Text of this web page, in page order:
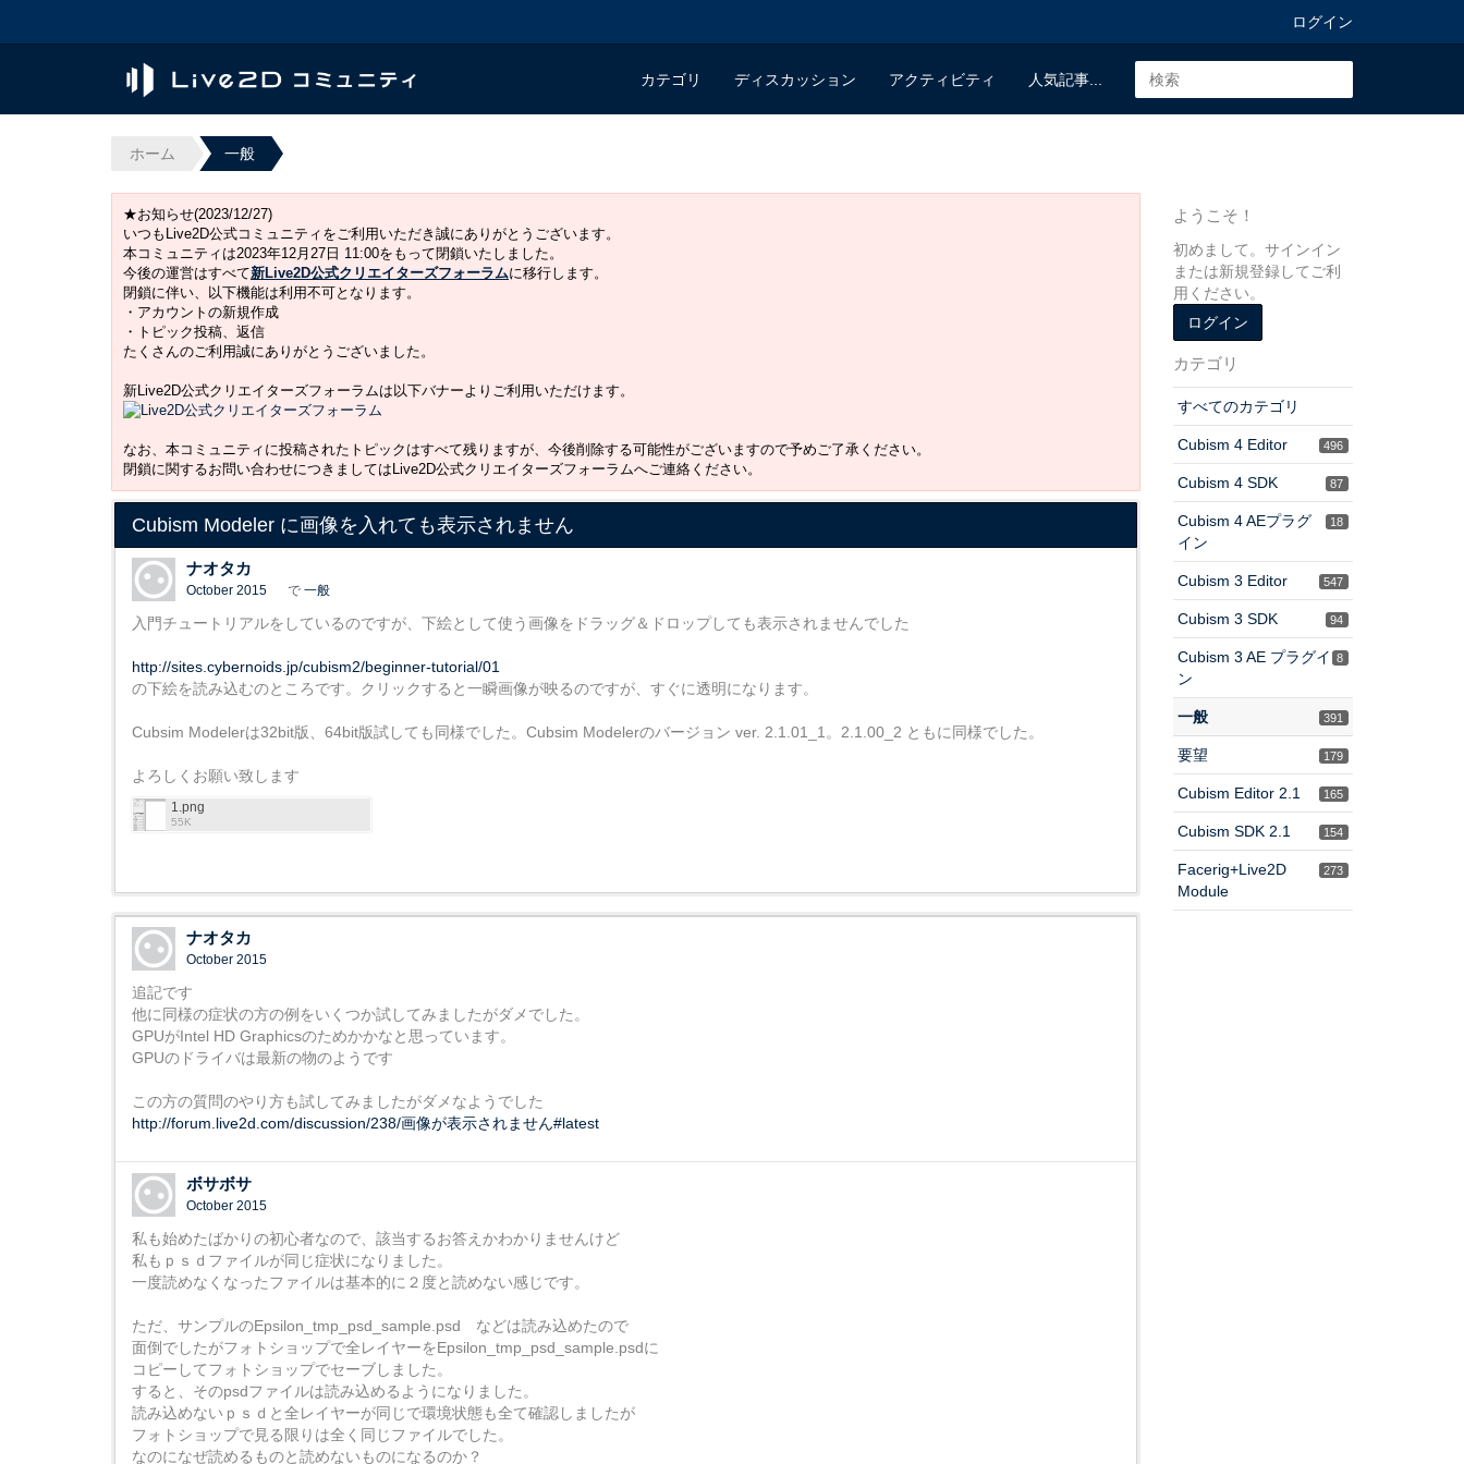
ログイン
カテゴリ ディスカッション アクティビティ 人気記事...
ホーム 一般
★お知らせ(2023/12/27)
いつもLive2D公式コミュニティをご利用いただき誠にありがとうございます。
本コミュニティは2023年12月27日 11:00をもって閉鎖いたしました。
今後の運営はすべて新Live2D公式クリエイターズフォーラムに移行します。
閉鎖に伴い、以下機能は利用不可となります。
・アカウントの新規作成
・トピック投稿、返信
たくさんのご利用誠にありがとうございました。
新Live2D公式クリエイターズフォーラムは以下バナーよりご利用いただけます。
なお、本コミュニティに投稿されたトピックはすべて残りますが、今後削除する可能性がございますので予めご了承ください。
閉鎖に関するお問い合わせにつきましてはLive2D公式クリエイターズフォーラムへご連絡ください。
Cubism Modeler に画像を入れても表示されません
ナオタカ
October 2015 で 一般
入門チュートリアルをしているのですが、下絵として使う画像をドラッグ＆ドロップしても表示されませんでした
http://sites.cybernoids.jp/cubism2/beginner-tutorial/01
の下絵を読み込むのところです。クリックすると一瞬画像が映るのですが、すぐに透明になります。
Cubsim Modelerは32bit版、64bit版試しても同様でした。Cubsim Modelerのバージョン ver. 2.1.01_1。2.1.00_2 ともに同様でした。
よろしくお願い致します
1.png
55K
ナオタカ
October 2015
追記です
他に同様の症状の方の例をいくつか試してみましたがダメでした。
GPUがIntel HD Graphicsのためかかなと思っています。
GPUのドライバは最新の物のようです
この方の質問のやり方も試してみましたがダメなようでした
http://forum.live2d.com/discussion/238/画像が表示されません#latest
ボサボサ
October 2015
私も始めたばかりの初心者なので、該当するお答えかわかりませんけど
私もｐｓｄファイルが同じ症状になりました。
一度読めなくなったファイルは基本的に２度と読めない感じです。
ただ、サンプルのEpsilon_tmp_psd_sample.psd などは読み込めたので
面倒でしたがフォトショップで全レイヤーをEpsilon_tmp_psd_sample.psdに
コピーしてフォトショップでセーブしました。
すると、そのpsdファイルは読み込めるようになりました。
読み込めないｐｓｄと全レイヤーが同じで環境状態も全て確認しましたが
フォトショップで見る限りは全く同じファイルでした。
なのになぜ読めるものと読めないものになるのか？
ようこそ！
初めまして。サインイン
または新規登録してご利
用ください。
ログイン
カテゴリ
すべてのカテゴリ
496
Cubism 4 Editor
87
Cubism 4 SDK
18
Cubism 4 AEプラグ
イン
547
Cubism 3 Editor
94
Cubism 3 SDK
8
Cubism 3 AE プラグイ
ン
391
一般
179
要望
165
Cubism Editor 2.1
154
Cubism SDK 2.1
273
Facerig+Live2D
Module